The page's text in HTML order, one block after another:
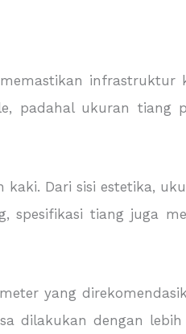
infrastruktur
padahal ukuran tiang
Dari sisi estetika,
spesifikasi tiang juga
yang
dilakukan dengan